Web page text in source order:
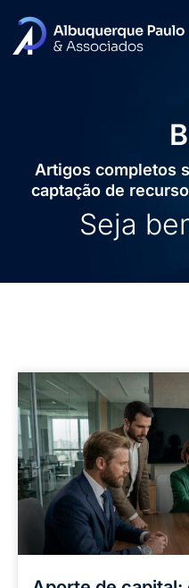
Artigos completos
captação de
Seja